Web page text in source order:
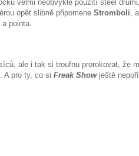
velmi neobvyklé použití steel
opět slibně připomene Stromboli,
pointa.
ale i tak si troufnu prorokovat, že
A pro ty, co si Freak Showještě